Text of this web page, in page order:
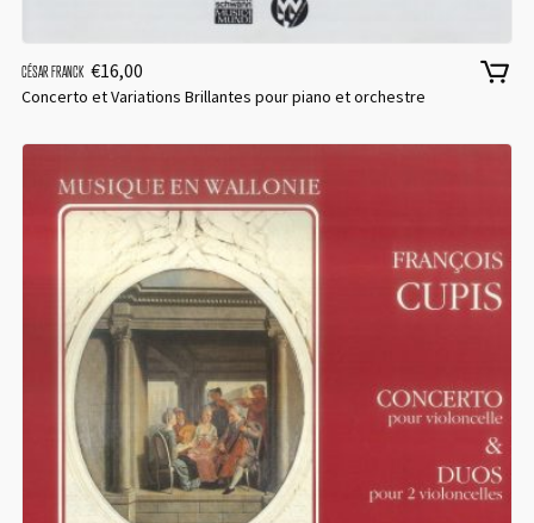
LOGIN
Username or email address*
Password
Remember me
CÉSAR FRANCK €16,00
Concerto et Variations Brillantes pour piano et orchestre